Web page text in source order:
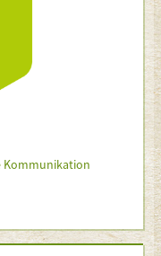
Kommunikation